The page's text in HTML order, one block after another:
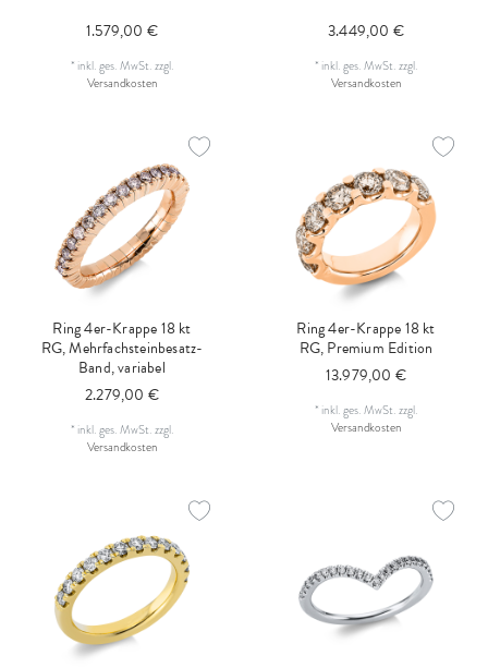
1.579,00 €
* inkl. ges. MwSt.zzgl.
Versandkosten
3.449,00 €
* inkl. ges. MwSt.zzgl.
Versandkosten
Ring 4er-Krappe 18 kt
RG, Mehrfachsteinbesatz-
Band, variabel
2.279,00 €
* inkl. ges. MwSt.zzgl.
Versandkosten
Ring 4er-Krappe 18 kt
RG, Premium Edition
13.979,00 €
* inkl. ges. MwSt.zzgl.
Versandkosten